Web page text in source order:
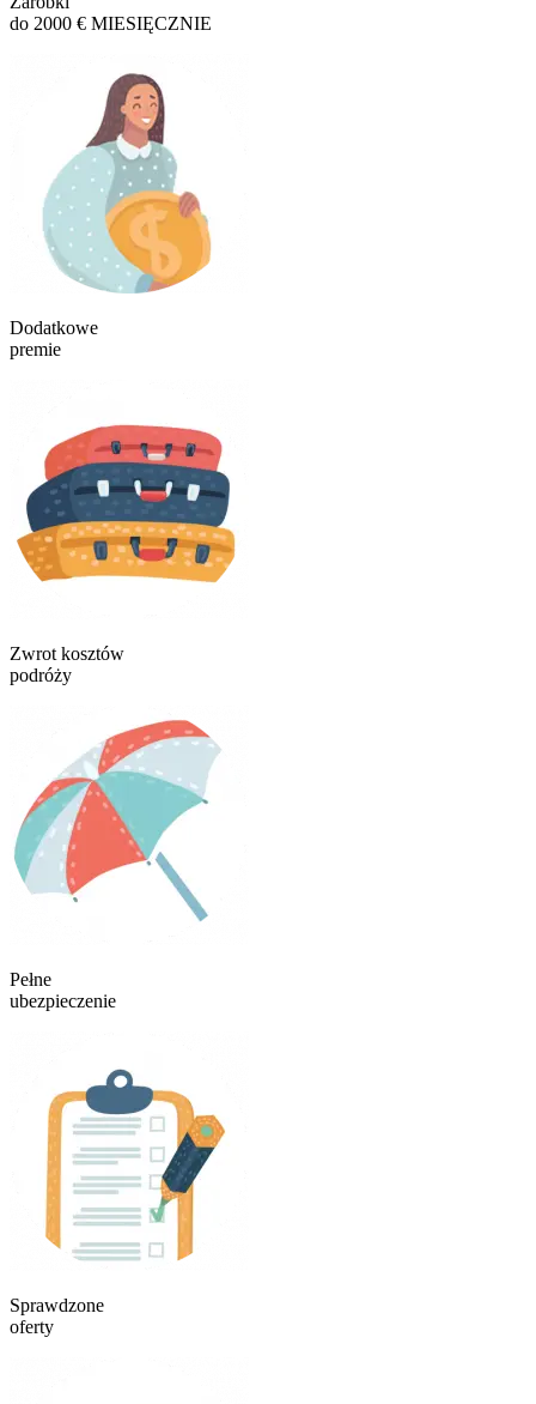
do 2000 € MIESIĘCZNIE
Dodatkowe
premie
Zwrot kosztów
podróży
Pełne
ubezpieczenie
Sprawdzone
oferty